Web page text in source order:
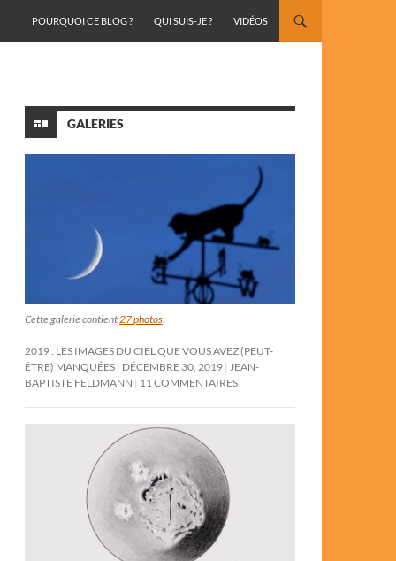
POURQUOI CE BLOG ?
QUI SUIS-JE ? VIDÉOS
GALERIES
Cette galerie contient27 photos.
2019 : LES IMAGES DU CIEL QUE VOUS AVEZ (PEUT-
ÊTRE) MANQUÉES DÉCEMBRE 30, 2019 JEAN-
BAPTISTE FELDMANN
11 COMMENTAIRES